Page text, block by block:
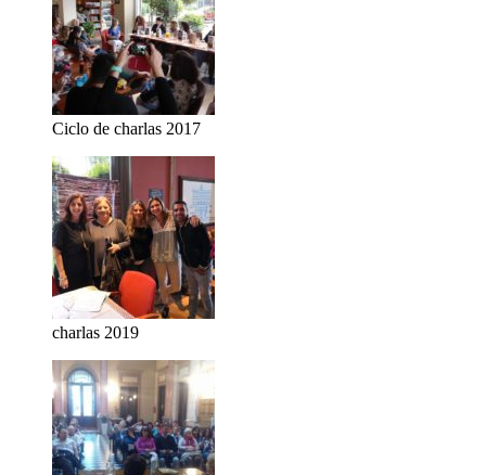
Ciclo de charlas 2017
charlas 2019